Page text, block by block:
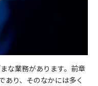
な業務があります。前章
あり、そのなかには多く